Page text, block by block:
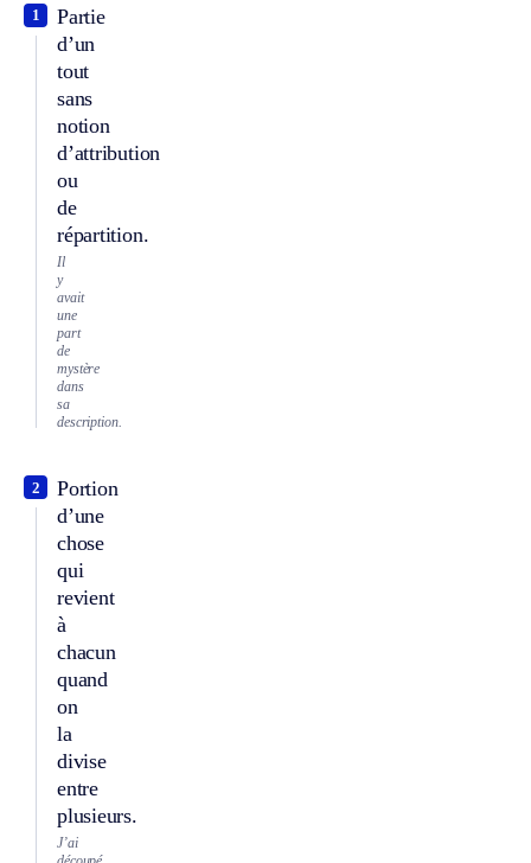
Partie
d’un
tout
sans
notion
d’attribution
ou
de
répartition.
1
Il
y
avait
une
part
de
mystère
dans
sa
description.
Portion
d’une
chose
qui
revient
à
chacun
quand
on
la
divise
entre
plusieurs.
2
J’ai